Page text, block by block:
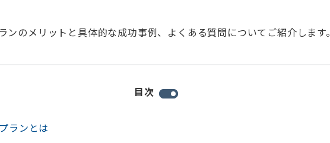
ンのメリットと具体的な成功事例、よくある質問についてご紹介します。
目次
ランとは